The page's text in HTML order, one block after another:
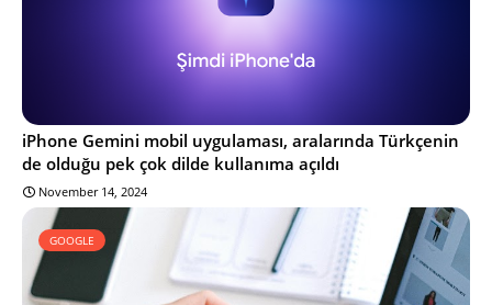
iPhone Gemini mobil uygulaması, aralarında Türkçenin
de olduğu pek çok dilde kullanıma açıldı
November 14, 2024
GOOGLE